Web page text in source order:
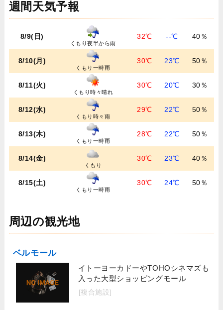
週間天気予報
8/9(日)
くもり夜半から雨
32℃ --℃ 40％
8/10(月)
くもり一時雨
30℃ 23℃ 50％
8/11(火)
くもり時々晴れ
30℃ 20℃ 30％
8/12(水)
くもり時々雨
29℃ 22℃ 50％
8/13(木)
くもり一時雨
28℃ 22℃ 50％
8/14(金)
くもり
30℃ 23℃ 40％
8/15(土)
くもり一時雨
30℃ 24℃ 50％
周辺の観光地
ベルモール
イトーヨーカドーやTOHOシネマズも
入った大型ショッピングモール
[複合施設]